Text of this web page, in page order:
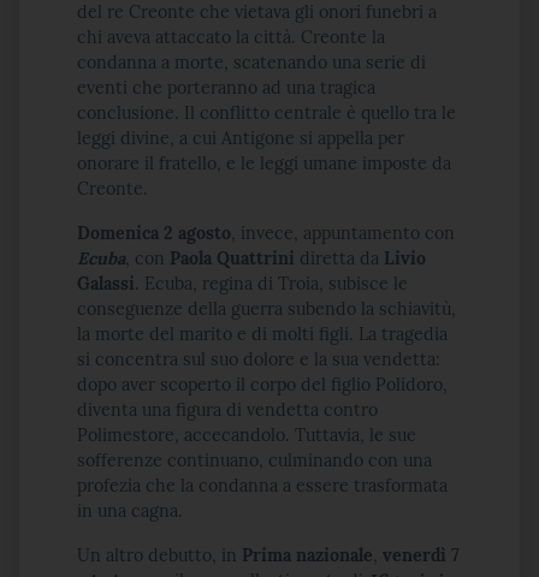
del re Creonte che vietava gli onori funebri a
chi aveva attaccato la città. Creonte la
condanna a morte, scatenando una serie di
eventi che porteranno ad una tragica
conclusione. Il conflitto centrale è quello tra le
leggi divine, a cui Antigone si appella per
onorare il fratello, e le leggi umane imposte da
Creonte.
Domenica 2 agosto, invece, appuntamento con
Ecuba, con Paola Quattrini diretta da Livio
Galassi. Ecuba, regina di Troia, subisce le
conseguenze della guerra subendo la schiavitù,
la morte del marito e di molti figli. La tragedia
si concentra sul suo dolore e la sua vendetta:
dopo aver scoperto il corpo del figlio Polidoro,
diventa una figura di vendetta contro
Polimestore, accecandolo. Tuttavia, le sue
sofferenze continuano, culminando con una
profezia che la condanna a essere trasformata
in una cagna.
Un altro debutto, in Prima nazionale, venerdì 7